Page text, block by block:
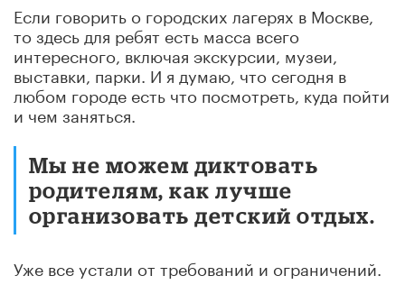
Если говорить о городских лагерях в Москве,
то здесь для ребят есть масса всего
интересного, включая экскурсии, музеи,
выставки, парки. И я думаю, что сегодня в
любом городе есть что посмотреть, куда пойти
и чем заняться.
Мы не можем диктовать
родителям, как лучше
организовать детский отдых.
Уже все устали от требований и ограничений.